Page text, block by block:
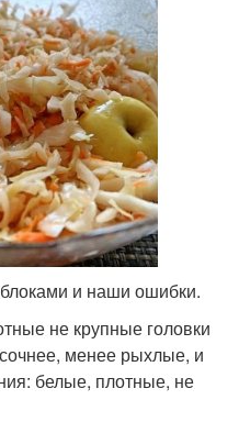
и наши ошибки.
не крупные головки
менее рыхлые, и
белые, плотные, не